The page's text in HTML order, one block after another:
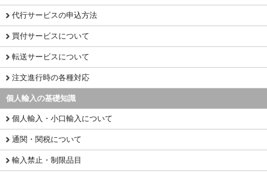
代行サービスの申込方法
買付サービスについて
転送サービスについて
注文進行時の各種対応
個人輸入の基礎知識
個人輸入・小口輸入について
通関・関税について
輸入禁止・制限品目